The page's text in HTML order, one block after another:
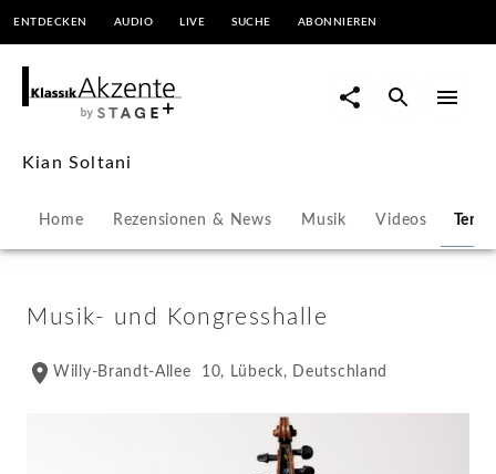
Kian
Soltani
Konzerte
&
Veranstaltungen
ENTDECKEN AUDIO LIVE SUCHE ABONNIEREN
Kian Soltani
Home Rezensionen & News Musik Videos
Musik- und Kongresshalle
Willy-Brandt-Allee 10, Lübeck, Deutschland